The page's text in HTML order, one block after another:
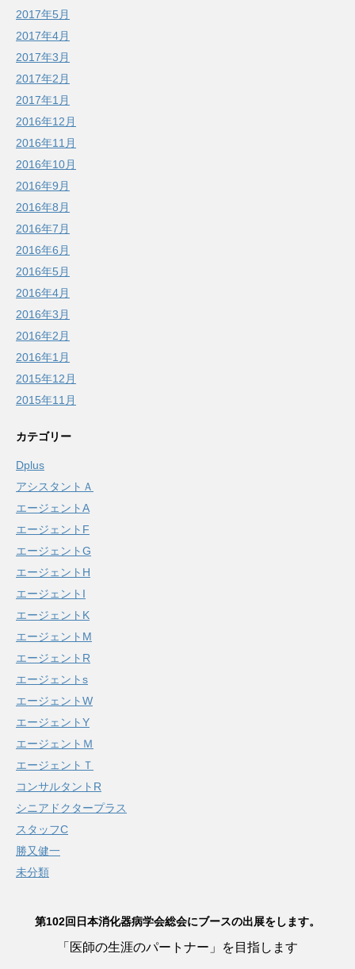
2017年5月
2017年4月
2017年3月
2017年2月
2017年1月
2016年12月
2016年11月
2016年10月
2016年9月
2016年8月
2016年7月
2016年6月
2016年5月
2016年4月
2016年3月
2016年2月
2016年1月
2015年12月
2015年11月
カテゴリー
Dplus
アシスタントＡ
エージェントA
エージェントF
エージェントG
エージェントH
エージェントI
エージェントK
エージェントM
エージェントR
エージェントs
エージェントW
エージェントY
エージェントＭ
エージェントＴ
コンサルタントR
シニアドクタープラス
スタッフC
勝又健一
未分類
第102回日本消化器病学会総会にブースの出展をします。
「医師の生涯のパートナー」を目指します